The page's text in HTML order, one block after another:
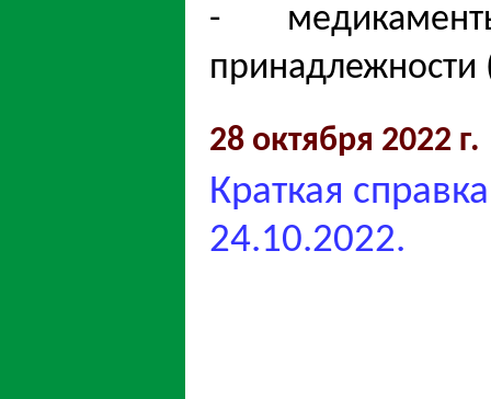
-
принадлежности
28 октября 2022 г.
Краткая
24.10.2022.